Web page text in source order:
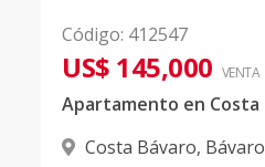
Código: 412547
US$ 145,000 VENTA
Costa Bávaro, Bávaro